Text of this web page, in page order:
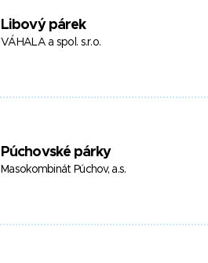
Libový párek
VÁHALA a spol. s.r.o.
Púchovské párky
Masokombinát Púchov, a.s.